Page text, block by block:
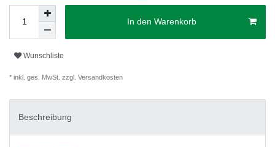
In den Warenkorb
Wunschliste
* inkl. ges. MwSt. zzgl. Versandkosten
Beschreibung